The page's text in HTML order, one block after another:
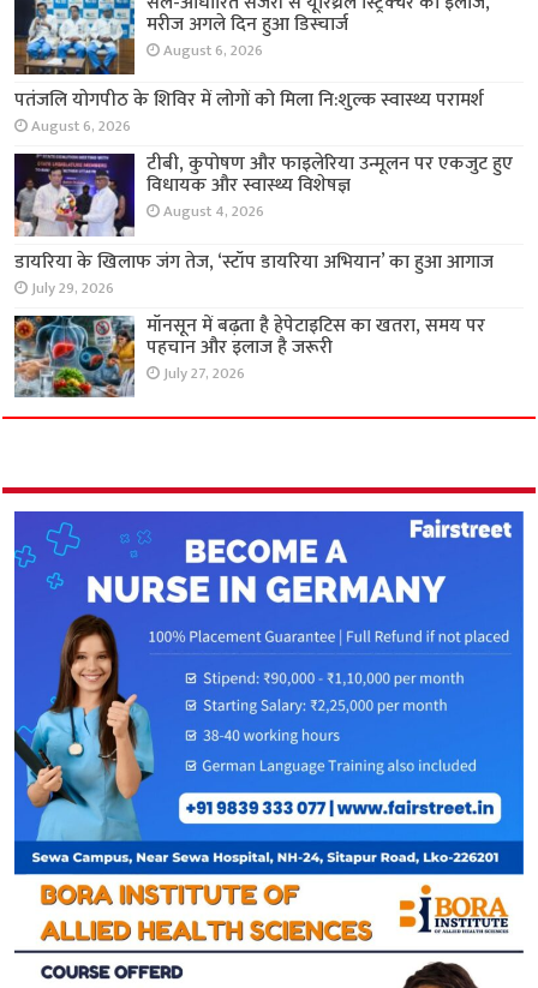
सेल-आधारित सर्जरी से यूरिथ्रल स्ट्रिक्चर का इलाज,
मरीज अगले दिन हुआ डिस्चार्ज
स्वास्थ्य परामर्श
August 6, 2026
टीबी, कुपोषण और फाइलेरिया उन्मूलन पर एकजुट हुए
विधायक और स्वास्थ्य विशेषज्ञ
August 4, 2026
डायरिया के खिलाफ जंग तेज, ‘स्टॉप डायरिया अभियान’
का हुआ आगाज
July 29, 2026
मॉनसून में बढ़ता है हेपेटाइटिस का खतरा, समय पर